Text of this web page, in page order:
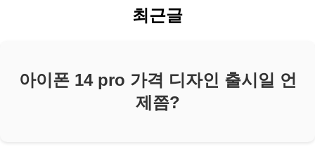
최근글
아이폰 14 pro 가격 디자인 출시일 언
제쯤?